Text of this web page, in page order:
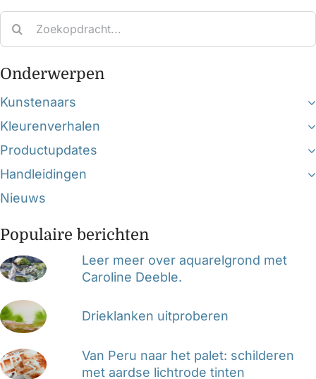
Onderwerpen
Kunstenaars
Kleurenverhalen
Productupdates
Handleidingen
Nieuws
Populaire berichten
Leer meer over aquarelgrond met
Caroline Deeble.
Drieklanken uitproberen
Van Peru naar het palet: schilderen
met aardse lichtrode tinten